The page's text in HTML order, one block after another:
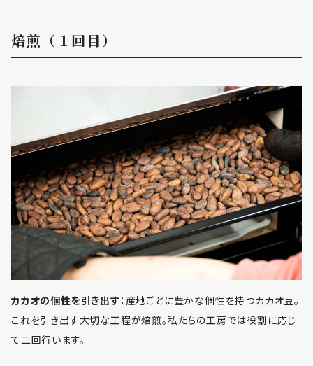
焙煎（１回目）
カカオの個性を引き出す ：産地ごとに豊かな個性を持つカカオ豆。
これを引き出す大切な工程が焙煎。私たちの工房では役割に応じ
て二回行います。